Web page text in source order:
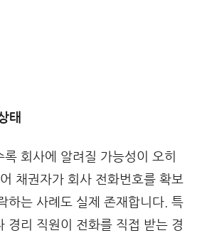
태
회사에 알려질 가능성이 오히
채권자가 회사 전화번호를 확보
하는 사례도 실제 존재합니다. 특
경리 직원이 전화를 직접 받는 경